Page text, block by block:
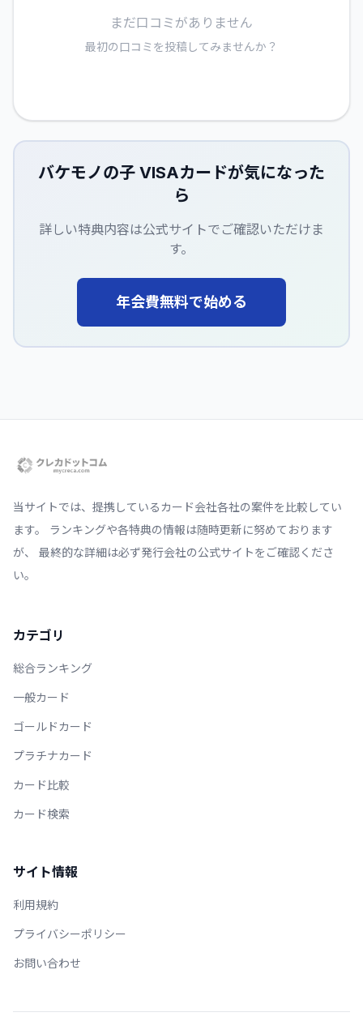
まだ口コミがありません
最初の口コミを投稿してみませんか？
バケモノの子 VISAカードが気になった
ら
詳しい特典内容は公式サイトでご確認いただけま
す。
年会費無料で始める
当サイトでは、提携しているカード会社各社の案件を比較してい
ます。 ランキングや各特典の情報は随時更新に努めております
が、 最終的な詳細は必ず発行会社の公式サイトをご確認くださ
い。
カテゴリ
総合ランキング
一般カード
ゴールドカード
プラチナカード
カード比較
カード検索
サイト情報
利用規約
プライバシーポリシー
お問い合わせ